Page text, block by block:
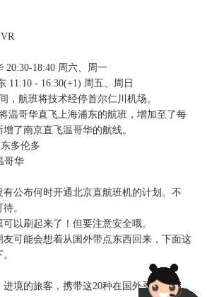
20:30-18:40 周六、周一
11:10 - 16:30(+1) 周五、周日
，航班将技术经停首尔仁川机场。
温哥华直飞上海浦东的航班，增加至了每
了南京直飞温哥华的航线。
多伦多
哥华
公布何时开通北京直航班机的计划。不
。
以刷起来了！但要注意安全哦。
友可能会想着从国外带点东西回来，下面这
境的旅客，携带这20种在国外买的物品，